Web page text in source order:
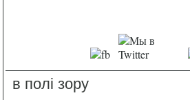
в полі зору